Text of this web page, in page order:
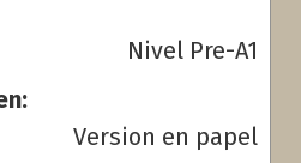
Nivel Pre-A1
Version en papel